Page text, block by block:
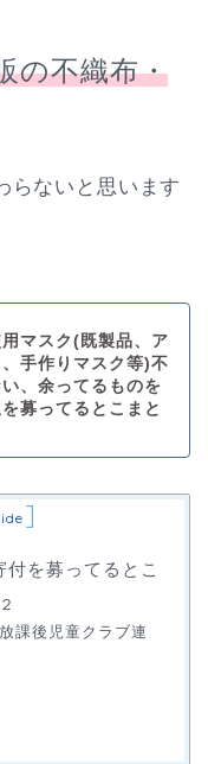
の不織布・
らないと思います
マスク(既製品、ア
手作りマスク等)不
、余ってるものを
募ってるとこまと
]
を募ってるとこ
課後児童クラブ連